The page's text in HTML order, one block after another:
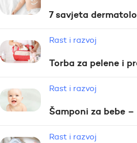
7 savjeta
Rast i razvoj
Torba za pelene i
Rast i razvoj
Šamponi za bebe –
Rast i razvoj